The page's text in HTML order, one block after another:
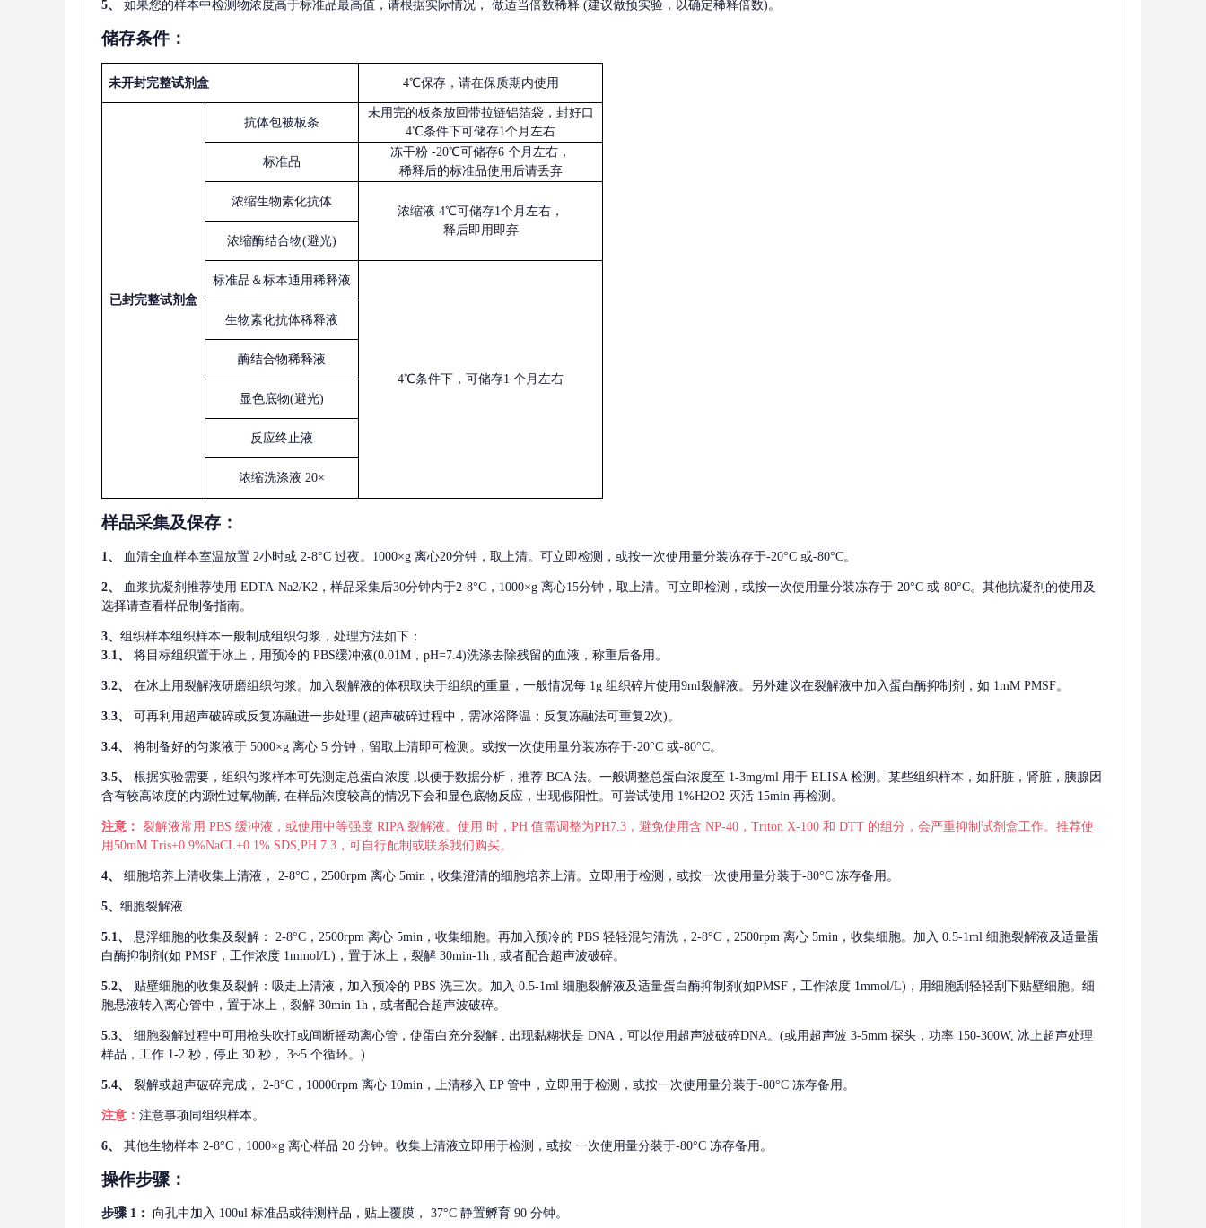
5、 如果您的样本中检测物浓度高于标准品最高值，请根据实际情况， 做适当倍数稀释 (建议做预实验，以确定稀释倍数)。
储存条件：
未开封完整试剂盒 4℃保存，请在保质期内使用
已封完整试剂盒
抗体包被板条
未用完的板条放回带拉链铝箔袋，封好口
4℃条件下可储存1个月左右
标准品
冻干粉 -20℃可储存6 个月左右，
稀释后的标准品使用后请丢弃
浓缩生物素化抗体
浓缩液 4℃可储存1个月左右，
释后即用即弃
浓缩酶结合物(避光)
标准品＆标本通用稀释液
4℃条件下，可储存1 个月左右
生物素化抗体稀释液
酶结合物稀释液
显色底物(避光)
反应终止液
浓缩洗涤液 20×
样品采集及保存 ：
1、 血清全血样本室温放置 2小时或 2-8°C 过夜。1000×g 离心20分钟，取上清。可立即检测，或按一次使用量分装冻存于-20°C 或-80°C。
2、 血浆抗凝剂推荐使用 EDTA-Na2/K2，样品采集后30分钟内于2-8°C，1000×g 离心15分钟，取上清。可立即检测，或按一次使用量分装冻存于-20°C 或-80°C。其他抗凝剂的使用及
选择请查看样品制备指南。
3、 组织样本组织样本一般制成组织匀浆，处理方法如下：
3.1、
将目标组织置于冰上，用预冷的 PBS缓冲液(0.01M，pH=7.4)洗涤去除残留的血液，称重后备用。
3.2、 在冰上用裂解液研磨组织匀浆。加入裂解液的体积取决于组织的重量，一般情况每 1g 组织碎片使用9ml裂解液。另外建议在裂解液中加入蛋白酶抑制剂，如 1mM PMSF。
3.3、 可再利用超声破碎或反复冻融进一步处理 (超声破碎过程中，需冰浴降温；反复冻融法可重复2次)。
3.4、 将制备好的匀浆液于 5000×g 离心 5 分钟，留取上清即可检测。或按一次使用量分装冻存于-20°C 或-80°C。
3.5、 根据实验需要，组织匀浆样本可先测定总蛋白浓度 ,以便于数据分析，推荐 BCA 法。一般调整总蛋白浓度至 1-3mg/ml 用于 ELISA 检测。某些组织样本，如肝脏，肾脏，胰腺因
含有较高浓度的内源性过氧物酶, 在样品浓度较高的情况下会和显色底物反应，出现假阳性。可尝试使用 1%H2O2 灭活 15min 再检测。
注意： 裂解液常用 PBS 缓冲液，或使用中等强度 RIPA 裂解液。使用 时，PH 值需调整为PH7.3，避免使用含 NP-40，Triton X-100 和 DTT 的组分，会严重抑制试剂盒工作。推荐使
用50mM Tris+0.9%NaCL+0.1% SDS,PH 7.3，可自行配制或联系我们购买。
4、 细胞培养上清收集上清液， 2-8°C，2500rpm 离心 5min，收集澄清的细胞培养上清。立即用于检测，或按一次使用量分装于-80°C 冻存备用。
5、 细胞裂解液
5.1、 悬浮细胞的收集及裂解：
2-8°C，2500rpm 离心 5min，收集细胞。再加入预冷的 PBS 轻轻混匀清洗，2-8°C，2500rpm 离心 5min，收集细胞。加入 0.5-1ml 细胞裂解液及适量蛋
白酶抑制剂(如 PMSF，工作浓度 1mmol/L)，置于冰上，裂解 30min-1h , 或者配合超声波破碎。
5.2、 贴壁细胞的收集及裂解：吸走上清液，加入预冷的 PBS 洗三次。加入 0.5-1ml 细胞裂解液及适量蛋白酶抑制剂(如PMSF，工作浓度 1mmol/L)，用细胞刮轻轻刮下贴壁细胞。细
胞悬液转入离心管中，置于冰上，裂解 30min-1h，或者配合超声波破碎。
5.3、 细胞裂解过程中可用枪头吹打或间断摇动离心管，使蛋白充分裂解 , 出现黏糊状是 DNA，可以使用超声波破碎DNA。(或用超声波 3-5mm 探头，功率 150-300W, 冰上超声处理
样品，工作 1-2 秒，停止 30 秒， 3~5 个循环。)
5.4、 裂解或超声破碎完成， 2-8°C，10000rpm 离心 10min，上清移入 EP 管中，立即用于检测，或按一次使用量分装于-80°C 冻存备用。
注意： 注意事项同组织样本。
6、 其他生物样本 2-8°C，1000×g 离心样品 20 分钟。收集上清液立即用于检测，或按 一次使用量分装于-80°C 冻存备用。
操作步骤：
步骤 1： 向孔中加入 100ul 标准品或待测样品，贴上覆膜， 37°C 静置孵育 90 分钟。